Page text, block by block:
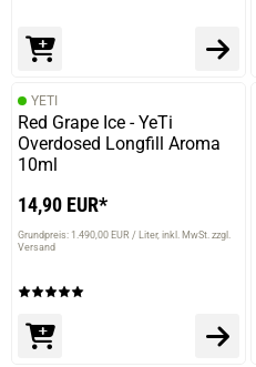
prev
YETI
Red Grape Ice - YeTi
Overdosed Longfill Aroma
10ml
14,90 EUR*
Grundpreis: 1.490,00 EUR / Liter inkl. MwSt. zzgl.
Versand